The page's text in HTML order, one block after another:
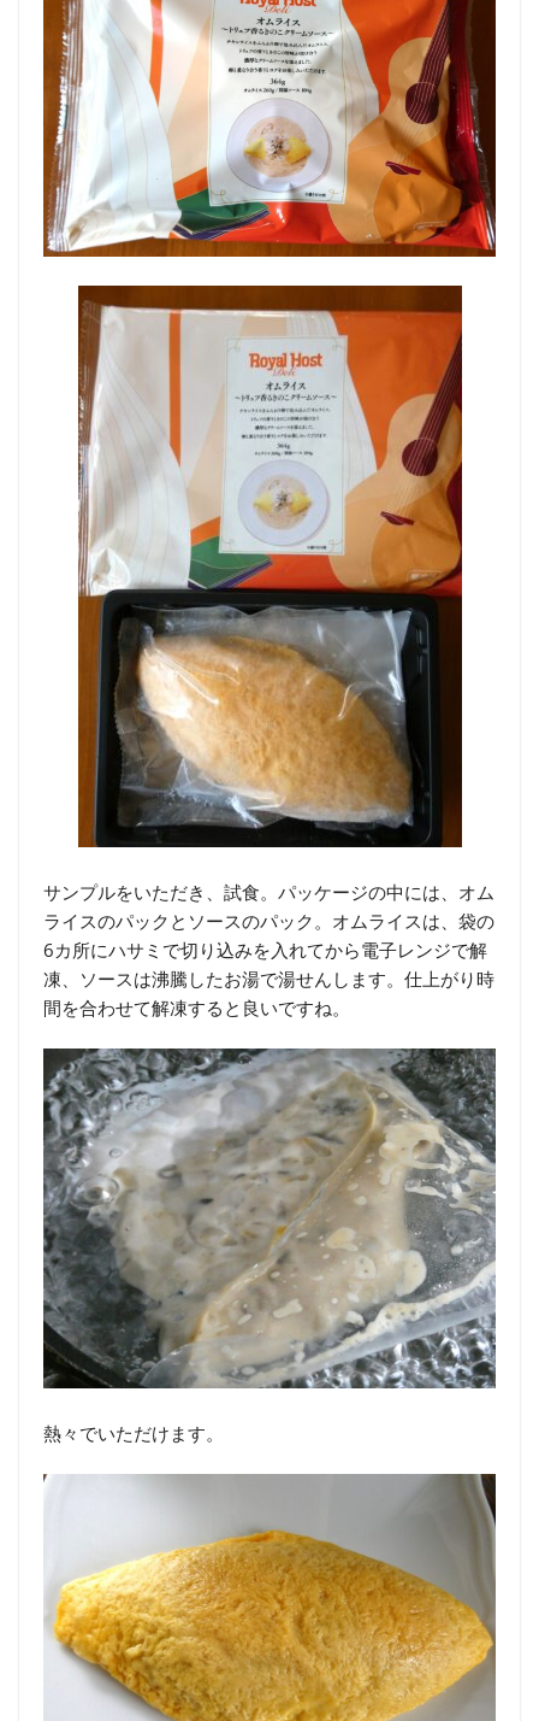
サンプルをいただき、試食。パッケージの中には、オム
ライスのパックとソースのパック。オムライスは、袋の
6カ所にハサミで切り込みを入れてから電子レンジで解
凍、ソースは沸騰したお湯で湯せんします。仕上がり時
間を合わせて解凍すると良いですね。
熱々でいただけます。